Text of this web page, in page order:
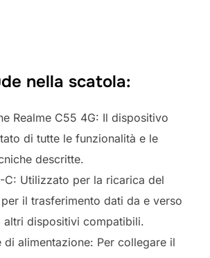
nella scatola:
Realme C55 4G: Il dispositivo
di tutte le funzionalità e le
descritte.
C: Utilizzato per la ricarica del
il trasferimento dati da e verso
altri dispositivi compatibili.
di alimentazione: Per collegare il